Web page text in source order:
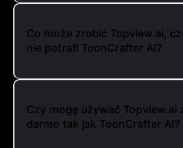
Co może zrobić Topview.ai,
nie potrafi ToonCrafter AI?
Czy mogę używać Topview.ai
darmo tak jak ToonCrafter AI?